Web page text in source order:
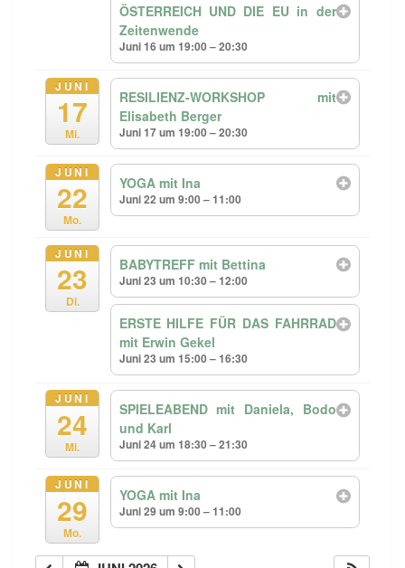
ÖSTERREICH UND DIE EU in der
Zeitenwende
Juni 16 um 19:00 – 20:30
JUNI
17
Mi.
RESILIENZ-WORKSHOP mit
Elisabeth Berger
Juni 17 um 19:00 – 20:30
JUNI
22
Mo.
YOGA mit Ina
Juni 22 um 9:00 – 11:00
JUNI
23
Di.
BABYTREFF mit Bettina
Juni 23 um 10:30 – 12:00
ERSTE HILFE FÜR DAS FAHRRAD
mit Erwin Gekel
Juni 23 um 15:00 – 16:30
JUNI
24
Mi.
SPIELEABEND mit Daniela, Bodo
und Karl
Juni 24 um 18:30 – 21:30
JUNI
29
Mo.
YOGA mit Ina
Juni 29 um 9:00 – 11:00